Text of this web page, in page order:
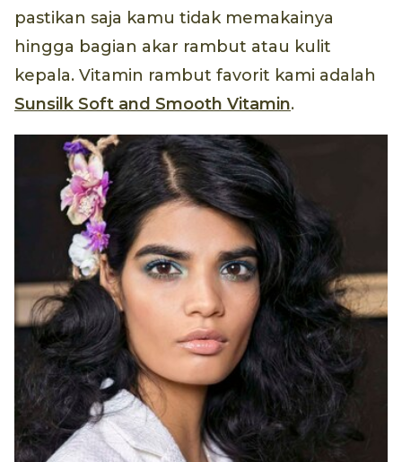
pastikan saja kamu tidak memakainya
hingga bagian akar rambut atau kulit
kepala. Vitamin rambut favorit kami adalah
Sunsilk Soft and Smooth Vitamin.